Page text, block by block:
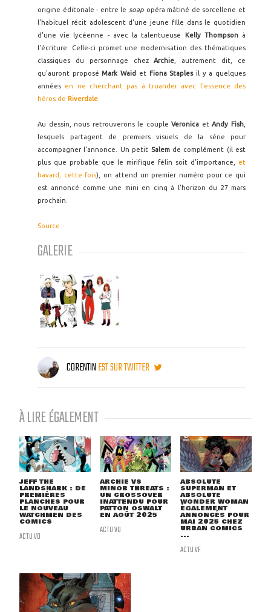
origine éditoriale - entre le soap opéra mâtiné de sorcellerie et
l'habituel récit adolescent d'une jeune fille dans le quotidien
d'une vie lycéenne - avec la talentueuse
Kelly Thompsonà
l'écriture. Celle-ci promet une modernisation des thématiques
classiques du personnage chezArchie , autrement dit, ce
qu'auront proposéMark Waid et Fiona Staplesil y a quelques
années en ne cherchant pas à truander avec l'essence des
héros de Riverdale
Au dessin, nous retrouverons le coupleVeronica etAndy Fish
lesquels partagent de premiers visuels de la série pour
accompagner l'annonce. Un petit Salemde complément (il est
plus que probable que le mirifique félin soit d'importance, et
bavard, cette fois), on attend un premier numéro pour ce qui
est annoncé comme une mini en cinq à l'horizon du 27 mars
prochain.
Source
GALERIE
CORENTINEST SUR TWITTER
À LIRE ÉGALEMENT
JEFF THE
LANDSHARK : DE
PREMIÈRES
PLANCHES POUR
LE NOUVEAU
WATCHMEN DES
COMICS
ACTU VO
ARCHIE VS
MINOR THREATS :
UN CROSSOVER
INATTENDU POUR
PATTON OSWALT
EN AOÛT 2025
ACTU VO
ABSOLUTE
SUPERMAN ET
ABSOLUTE
WONDER WOMAN
ÉGALEMENT
ANNONCÉS POUR
MAI 2025 CHEZ
URBAN COMICS
...
ACTU VF